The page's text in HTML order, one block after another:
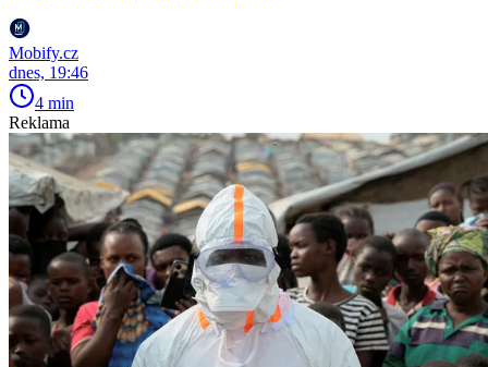
Mobify.cz
dnes, 19:46
4 min
Reklama